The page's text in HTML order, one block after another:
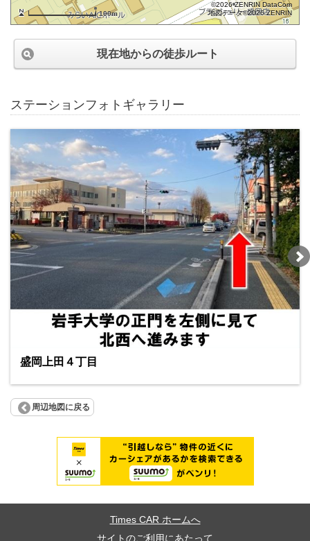
100m
©2026 ZENRIN DataCom
地図データ©2026 ZENRIN
現在地からの徒歩ルート
ステーションフォトギャラリー
盛岡上田４丁目
周辺地図に戻る
Times CAR ホームへ
サイトのご利用にあたって